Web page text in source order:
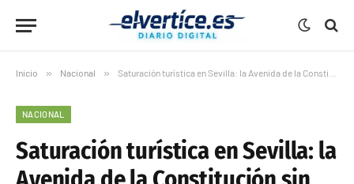
Inicio » Nacional » Saturación turística en Sevilla: la Avenida de la Constitución sin locales desde 2022
NACIONAL
Saturación turística en Sevilla: la